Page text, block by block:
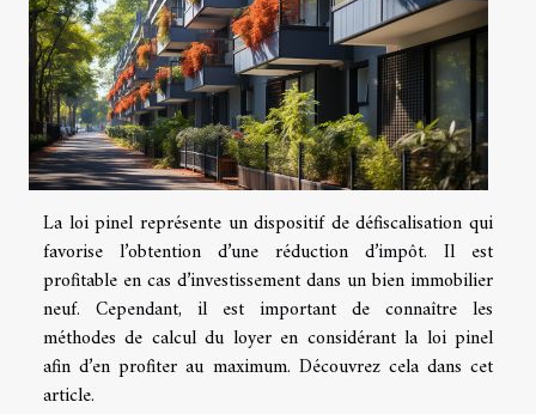
La loi pinel représente un dispositif de défiscalisation qui
favorise l’obtention d’une réduction d’impôt. Il est
profitable en cas d’investissement dans un bien immobilier
neuf. Cependant, il est important de connaître les
méthodes de calcul du loyer en considérant la loi pinel
afin d’en profiter au maximum. Découvrez cela dans cet
article.